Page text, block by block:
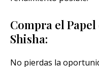
Compra el
Shisha:
No pierdas la